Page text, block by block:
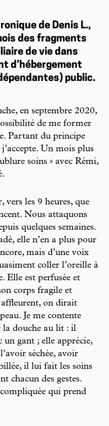
de Denis L.,
des fragments
de vie dans
d’hébergement
public.
en septembre 2020,
de me former
Partant du principe
Un mois plus
soins » avec Rémi,
vers les 9 heures, que
Nous attaquons
quelques semaines.
elle n’en a plus pour
mais d’une voix
coller l’oreille à
Elle est perfusée et
corps fragile et
on dirait
Je me contente
la douche au lit : il
un gant ; elle apprécie,
séchée, avoir
il lui fait les soins
chacun des gestes.
qui prend